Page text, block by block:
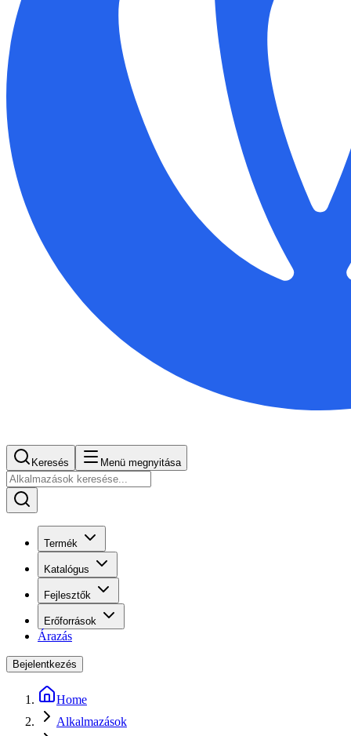
Keresés Menü megnyitása
Termék
Katalógus
Fejlesztők
Erőforrások
Árazás
Bejelentkezés
Home
Alkalmazások